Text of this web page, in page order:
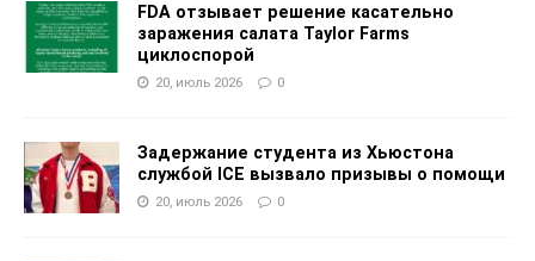
FDA отзывает решение касательно
заражения салата Taylor Farms
циклоспорой
20, июль 2026 0
Задержание студента из Хьюстона
службой ICE вызвало призывы о помощи
20, июль 2026 0